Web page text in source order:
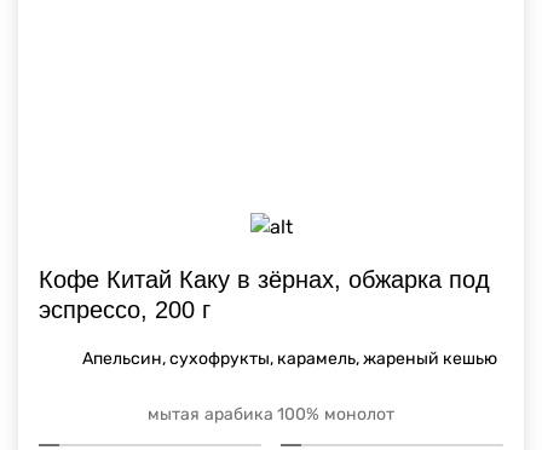
Кофе Китай Каку в зёрнах, обжарка под
эспрессо, 200 г
Апельсин, сухофрукты, карамель, жареный кешью
мытая арабика 100% монолот